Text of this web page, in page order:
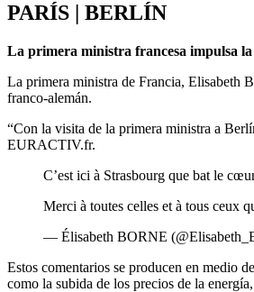
PARÍS | BERLÍN
La primera ministra francesa impulsa
La primera ministra de Francia, Elisabeth
franco-alemán.
“Con la visita de la primera ministra a
EURACTIV.fr.
C’est ici à Strasbourg que bat le
Merci à toutes celles et à tous ceux
— Élisabeth BORNE
Estos comentarios se producen en medio
como la subida de los precios de la